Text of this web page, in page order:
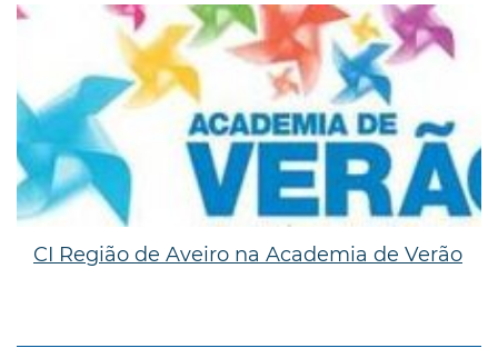
CI Região de Aveiro na Academia de Verão